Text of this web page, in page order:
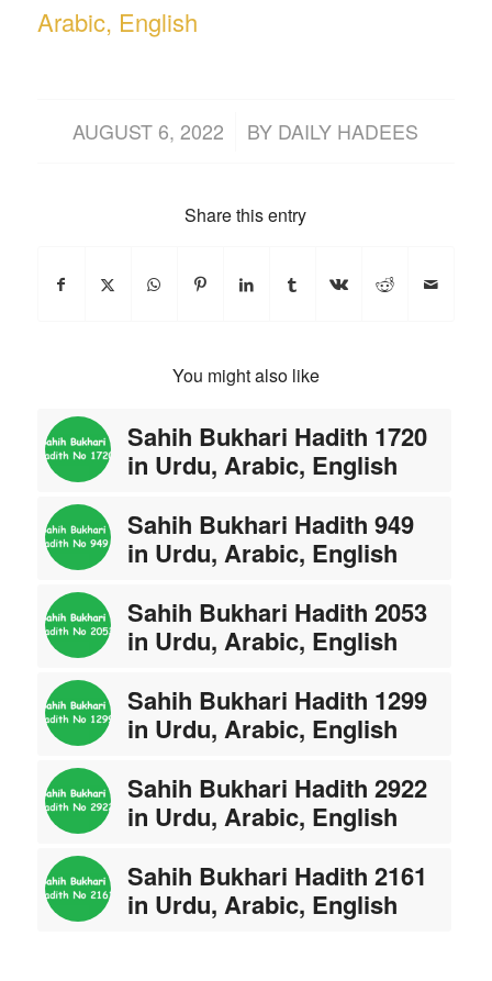
Arabic, English
AUGUST 6, 2022
/ BY DAILY HADEES
Share this entry
You might also like
Sahih Bukhari Hadith 1720
in Urdu, Arabic, English
Sahih Bukhari Hadith 949
in Urdu, Arabic, English
Sahih Bukhari Hadith 2053
in Urdu, Arabic, English
Sahih Bukhari Hadith 1299
in Urdu, Arabic, English
Sahih Bukhari Hadith 2922
in Urdu, Arabic, English
Sahih Bukhari Hadith 2161
in Urdu, Arabic, English